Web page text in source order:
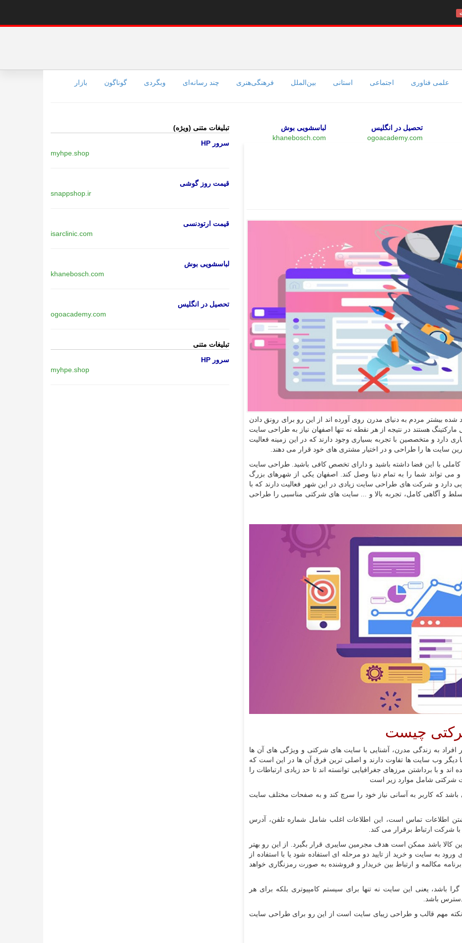
علمی فناوری اجتماعی استانی بین‌الملل فرهنگی‌هنری چند رسانه‌ای وبگردی گوناگون بازار
تحصیل در انگلیس
ogoacademy.com
لباسشویی بوش
khanebosch.com
شده بیشتر مردم به دنیای مدرن روی آورده اند از این رو برای رونق دادن
مارکتینگ هستند در نتیجه از هر نقطه نه تنها اصفهان نیاز به طراحی سایت
دارد و متخصصین با تجربه بسیاری وجود دارند که در این زمینه فعالیت
سایت ها را طراحی و در اختیار مشتری های خود قرار می دهند.
کاملی با این فضا داشته باشید و دارای تخصص کافی باشید. طراحی سایت
تواند شما را به تمام دنیا وصل کند. اصفهان یکی از شهرهای بزرگ
دارد و شرکت های طراحی سایت زیادی در این شهر فعالیت دارند که با
تسلط و آگاهی کامل، تجربه بالا و ... سایت های شرکتی مناسبی را طراحی
چیست
افراد به زندگی مدرن، آشنایی با سایت های شرکتی و ویژگی های آن ها
وب سایت ها تفاوت دارند و اصلی ترین فرق آن ها در این است که
با برداشتن مرزهای جغرافیایی توانسته اند تا حد زیادی ارتباطات را
شرکتی شامل موارد زیر است
که کاربر به آسانی نیاز خود را سرچ کند و به صفحات مختلف سایت
اطلاعات تماس است، این اطلاعات اغلب شامل شماره تلفن، آدرس
شرکت ارتباط برقرار می کند.
باشد ممکن است هدف مجرمین سایبری قرار بگیرد. از این رو بهتر
به سایت و خرید از تایید دو مرحله ای استفاده شود یا با استفاده از
مکالمه و ارتباط بین خریدار و فروشنده به صورت رمزنگاری خواهد
یعنی این سایت نه تنها برای سیستم کامپیوتری بلکه برای هر
باشد.
مهم قالب و طراحی زیبای سایت است از این رو برای طراحی سایت
تبلیغات متنی (ویژه)
سرور HP
myhpe.shop
قیمت روز گوشی
snappshop.ir
قیمت ارتودنسی
isarclinic.com
لباسشویی بوش
khanebosch.com
تحصیل در انگلیس
ogoacademy.com
تبلیغات متنی
سرور HP
myhpe.shop